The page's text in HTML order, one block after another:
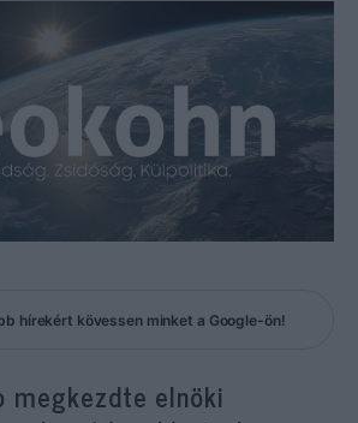
hírekért kövessen minket a Google-ön!
megkezdte elnöki